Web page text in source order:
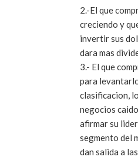
2.-El que
creciendo y
invertir sus
dara mas
3.- El que
para
clasificacion,
negocios
afirmar su
segmento del
dan salida a